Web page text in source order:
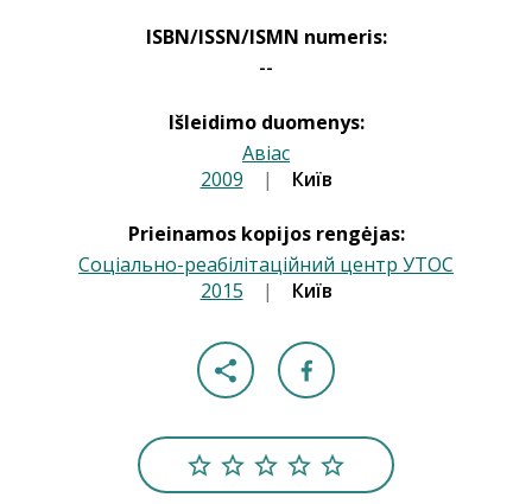
ISBN/ISSN/ISMN numeris:
--
Išleidimo duomenys:
Авіас
|
2009 | Київ
Prieinamos kopijos rengėjas:
Соціально-реабілітаційний центр УТОС
|
2015 | Київ